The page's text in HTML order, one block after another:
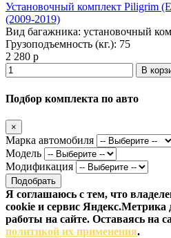
Установочный комплект Piligrim
(2009-2019)
Вид багажника: установочный
Грузоподъемность (кг.): 75
2 280 р
В
Подбор комплекта по авто
×
Марка автомобиля
Модель
Модификация
Подобрать
Я соглашаюсь с тем, что
cookie и сервис
работы на сайте. Оставаясь на
политикой их применения.